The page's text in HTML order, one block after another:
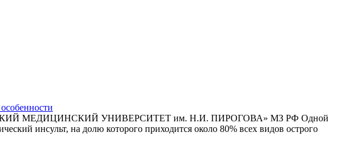
МЕДИЦИНСКИЙ УНИВЕРСИТЕТ им. Н.И. ПИРОГОВА» МЗ РФ Одной
инсульт, на долю которого приходится около 80% всех видов острого